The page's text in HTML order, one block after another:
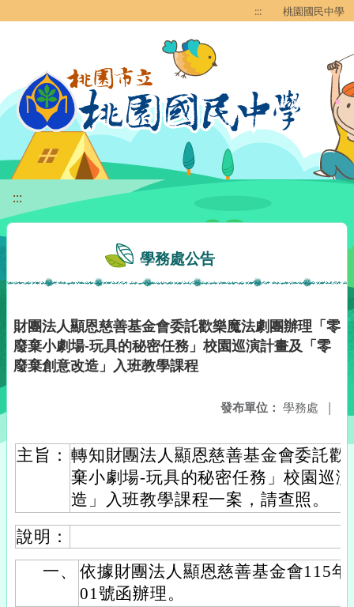
::: 桃園國民中學
:::
學務處公告
財團法人顯恩慈善基金會委託歡樂魔法劇團辦理「零
廢棄小劇場-玩具的秘密任務」校園巡演計畫及「零
廢棄創意改造」入班教學課程
發布單位： 學務處 |
主旨： 轉知財團法人顯恩慈善基金會委託
棄小劇場-玩具的秘密任務」校園巡
造」入班教學課程一案，請查照。
說明：
一、
依據財團法人顯恩慈善基金會115
01號函辦理。